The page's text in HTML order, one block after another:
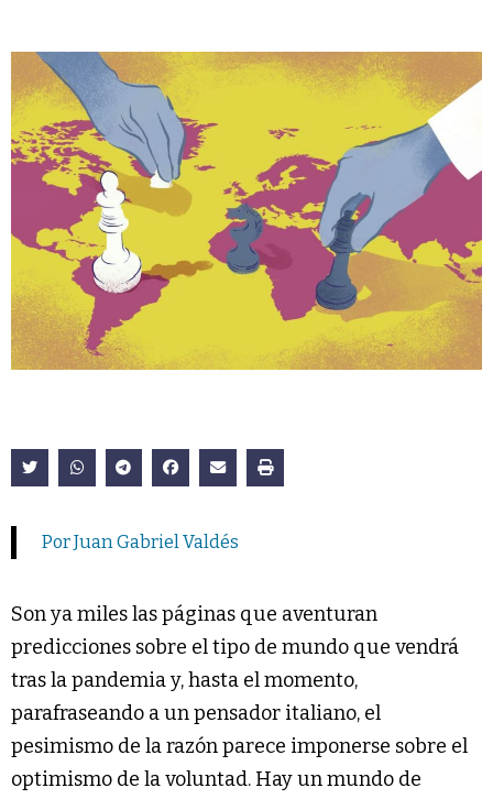
Por Juan Gabriel Valdés
Son ya miles las páginas que aventuran
predicciones sobre el tipo de mundo que vendrá
tras la pandemia y, hasta el momento,
parafraseando a un pensador italiano, el
pesimismo de la razón parece imponerse sobre el
optimismo de la voluntad. Hay un mundo de